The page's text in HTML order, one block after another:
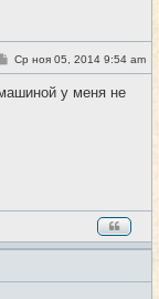
#10
С
о
б
Ср ноя 05, 2014 9:54 am
у меня не